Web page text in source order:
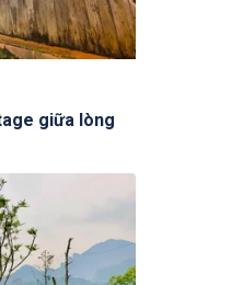
giữa lòng